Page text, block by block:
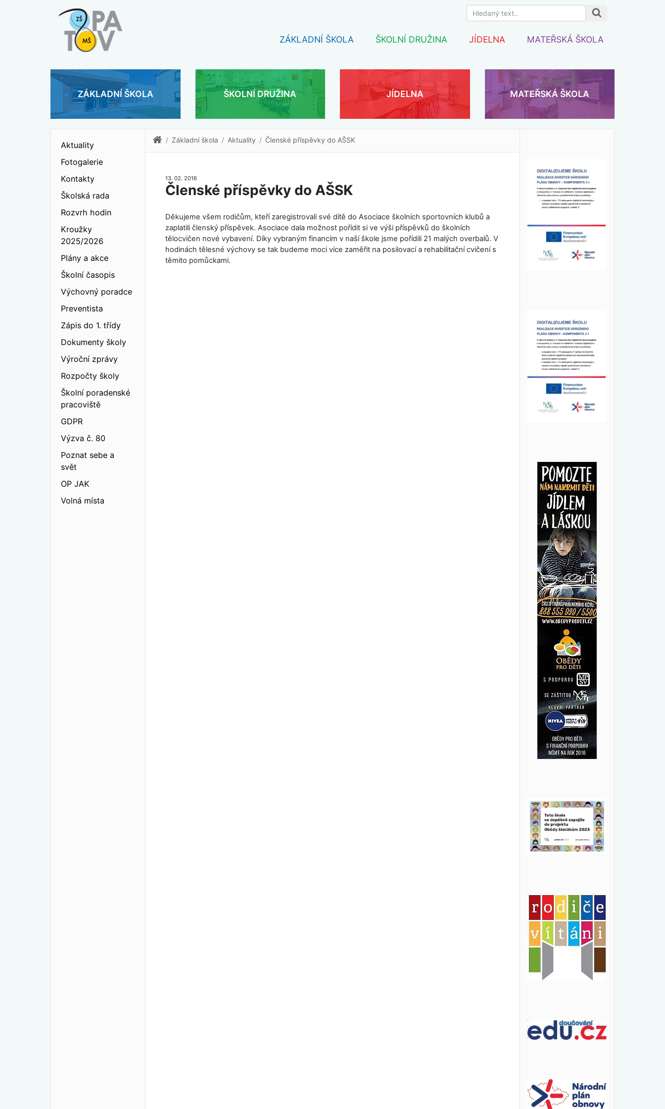
ZÁKLADNÍ ŠKOLA ŠKOLNÍ DRUŽINA JÍDELNA MATEŘSKÁ ŠKOLA
ZÁKLADNÍ ŠKOLA ŠKOLNÍ DRUŽINA JÍDELNA MATEŘSKÁ ŠKOLA
Aktuality
Fotogalerie
Kontakty
Školská rada
Rozvrh hodin
Kroužky
2025/2026
Plány a akce
Školní časopis
Výchovný poradce
Preventista
Zápis do 1. třídy
Dokumenty školy
Výroční zprávy
Rozpočty školy
Školní poradenské
pracoviště
GDPR
Výzva č. 80
Poznat sebe a
svět
OP JAK
Volná místa
Základní škola Aktuality Členské příspěvky do AŠSK
13. 02. 2016
Členské příspěvky do AŠSK
Děkujeme všem rodičům, kteří zaregistrovali své dítě do Asociace školních sportovních klubů a
zaplatili členský příspěvek. Asociace dala možnost pořídit si ve výši příspěvků do školních
tělocvičen nové vybavení. Díky vybraným financím v naší škole jsme pořídili 21 malých overbalů. V
hodinách tělesné výchovy se tak budeme moci více zaměřit na posilovací a rehabilitační cvičení s
těmito pomůckami.